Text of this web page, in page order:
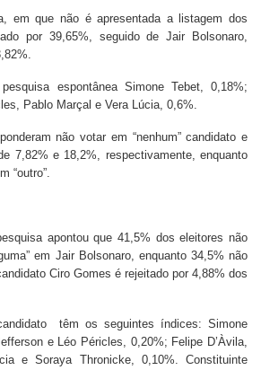
em que não é apresentada a listagem dos
por 39,65%, seguido de Jair Bolsonaro,
espontânea Simone Tebet, 0,18%;
Pablo Marçal e Vera Lúcia, 0,6%.
não votar em “nenhum” candidato e
7,82% e 18,2%, respectivamente, enquanto
“outro”.
apontou que 41,5% dos eleitores não
em Jair Bolsonaro, enquanto 34,5% não
Ciro Gomes é rejeitado por 4,88% dos
têm os seguintes índices: Simone
e Léo Péricles, 0,20%; Felipe D’Àvila,
e Soraya Thronicke, 0,10%. Constituinte